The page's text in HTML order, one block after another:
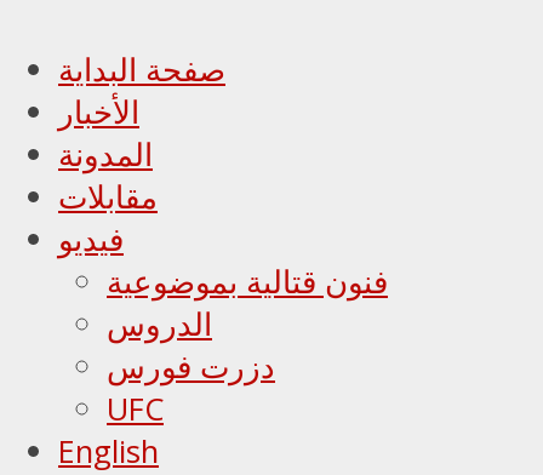
صفحة البداية
الأخبار
المدونة
مقابلات
فيديو
فنون قتالية بموضوعية
الدروس
دزرت فورس
UFC
English